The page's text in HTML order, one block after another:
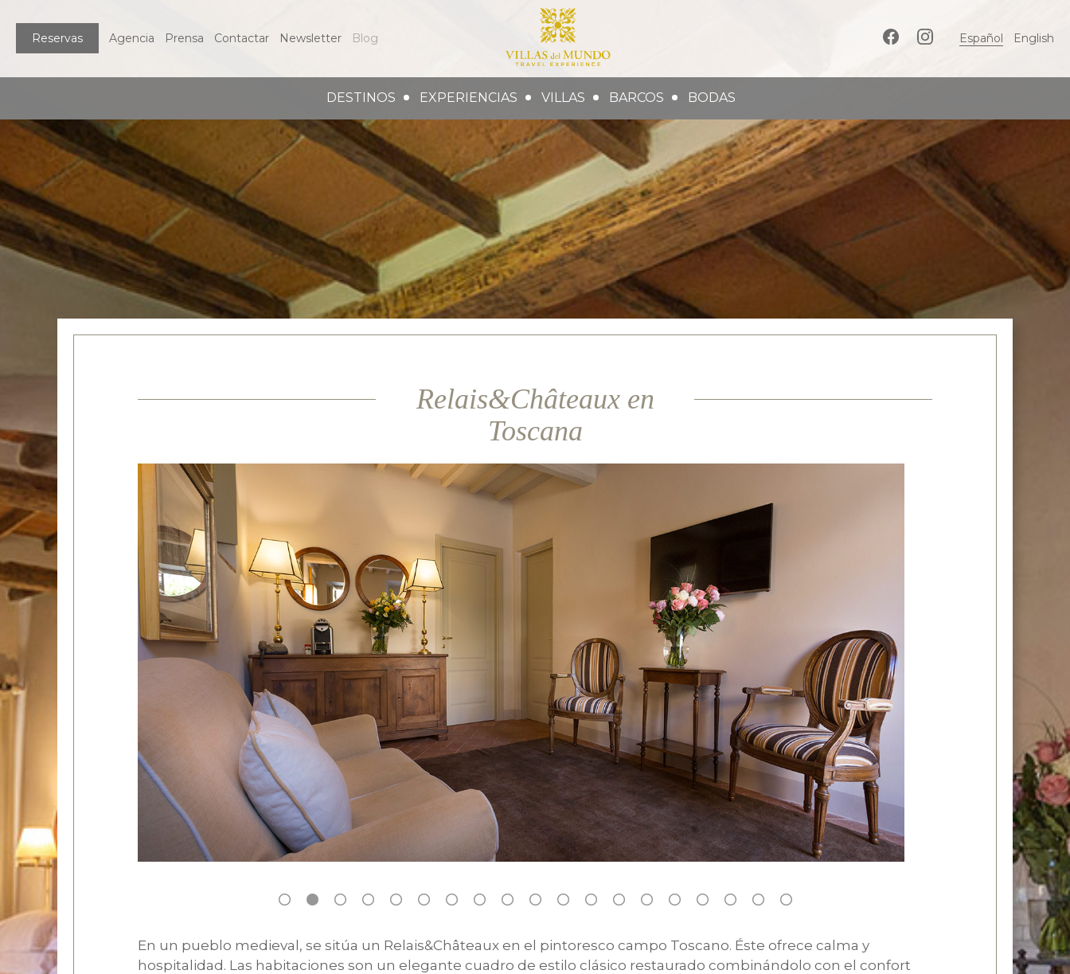
Reservas Agencia Prensa Contactar Newsletter Blog Español English
DESTINOS EXPERIENCIAS VILLAS BARCOS BODAS
Relais&Châteaux en
Toscana
En un pueblo medieval, se sitúa un Relais&Châteaux en el pintoresco campo Toscano. Éste ofrece calma y
hospitalidad. Las habitaciones son un elegante cuadro de estilo clásico restaurado combinándolo con el confort